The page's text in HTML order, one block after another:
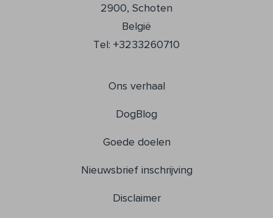
2900, Schoten
België
Tel: +3233260710
Ons verhaal
DogBlog
Goede doelen
Nieuwsbrief inschrijving
Disclaimer